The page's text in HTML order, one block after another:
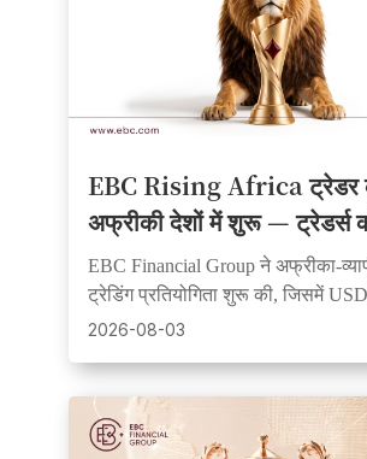
EBC Rising Africa ट्रेडर
अफ्रीकी देशों में शुरू — ट्रेडर्स
शुरुआत और नकद पुरस्कार जीतने
EBC Financial Group ने अफ्रीका-
ट्रेडिंग प्रतियोगिता शुरू की, जिसमें
पुरस्कार, 20 विजेताओं और सभी को
2026-08-03